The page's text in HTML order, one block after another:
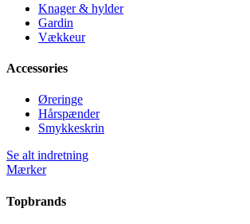
Knager & hylder
Gardin
Vækkeur
Accessories
Øreringe
Hårspænder
Smykkeskrin
Se alt indretning
Mærker
Topbrands